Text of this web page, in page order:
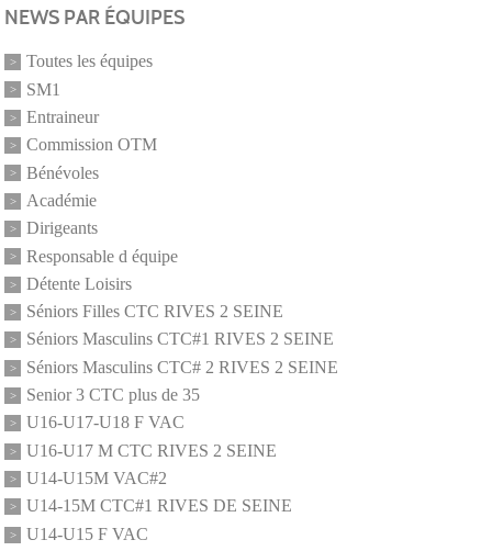
NEWS PAR ÉQUIPES
Toutes les équipes
SM1
Entraineur
Commission OTM
Bénévoles
Académie
Dirigeants
Responsable d équipe
Détente Loisirs
Séniors Filles CTC RIVES 2 SEINE
Séniors Masculins CTC#1 RIVES 2 SEINE
Séniors Masculins CTC# 2 RIVES 2 SEINE
Senior 3 CTC plus de 35
U16-U17-U18 F VAC
U16-U17 M CTC RIVES 2 SEINE
U14-U15M VAC#2
U14-15M CTC#1 RIVES DE SEINE
U14-U15 F VAC